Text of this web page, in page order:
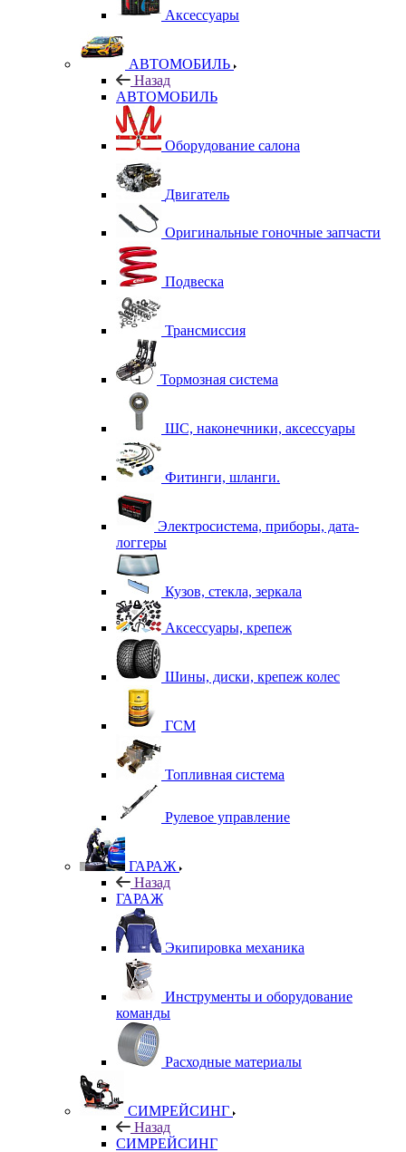
Аксессуары
АВТОМОБИЛЬ
Назад
АВТОМОБИЛЬ
Оборудование салона
Двигатель
Оригинальные гоночные запчасти
Подвеска
Трансмиссия
Тормозная система
ШС, наконечники, аксессуары
Фитинги, шланги.
Электросистема, приборы, дата-
логгеры
Кузов, стекла, зеркала
Аксессуары, крепеж
Шины, диски, крепеж колес
ГСМ
Топливная система
Рулевое управление
ГАРАЖ
Назад
ГАРАЖ
Экипировка механика
Инструменты и оборудование
команды
Расходные материалы
СИМРЕЙСИНГ
Назад
СИМРЕЙСИНГ